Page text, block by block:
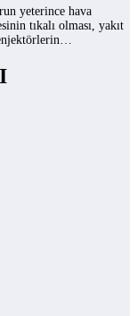
yeterince hava
tıkalı olması, yakıt